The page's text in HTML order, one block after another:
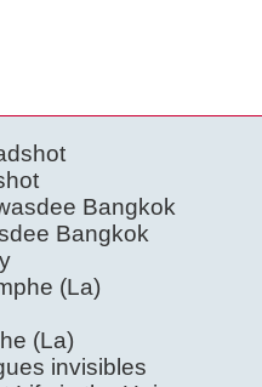
Bangkok
Bangkok
(La)
(La)
invisibles